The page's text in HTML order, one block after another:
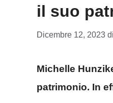
il suo
Dicembre 12, 2023 di
Michelle
patrimonio. In